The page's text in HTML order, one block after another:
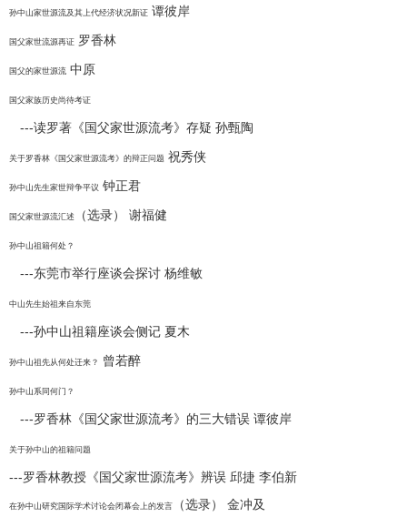
孙中山家世源流及其上代经济状况新证 谭彼岸
国父家世流源再证 罗香林
国父的家世源流 中原
国父家族历史尚待考证
---读罗著《国父家世源流考》存疑 孙甄陶
关于罗香林《国父家世源流考》的辩正问题 祝秀侠
孙中山先生家世辩争平议 钟正君
国父家世源流汇述 （选录） 谢福健
孙中山祖籍何处？
---东莞市举行座谈会探讨 杨维敏
中山先生始祖来自东莞
---孙中山祖籍座谈会侧记 夏木
孙中山祖先从何处迁来？ 曾若醉
孙中山系同何门？
---罗香林《国父家世源流考》的三大错误 谭彼岸
关于孙中山的祖籍问题
---罗香林教授《国父家世源流考》辨误 邱捷 李伯新
在孙中山研究国际学术讨论会闭幕会上的发言 （选录） 金冲及